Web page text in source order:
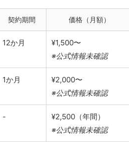
契約期間 価格（月額）
12か月
¥1,500〜
※公式情報未確認
1か月
¥2,000〜
※公式情報未確認
-
¥2,500（年間）
※公式情報未確認